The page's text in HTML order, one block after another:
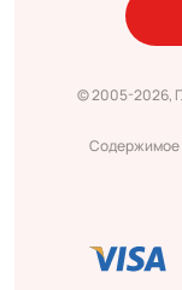
© 2005-2026,
Содержимое